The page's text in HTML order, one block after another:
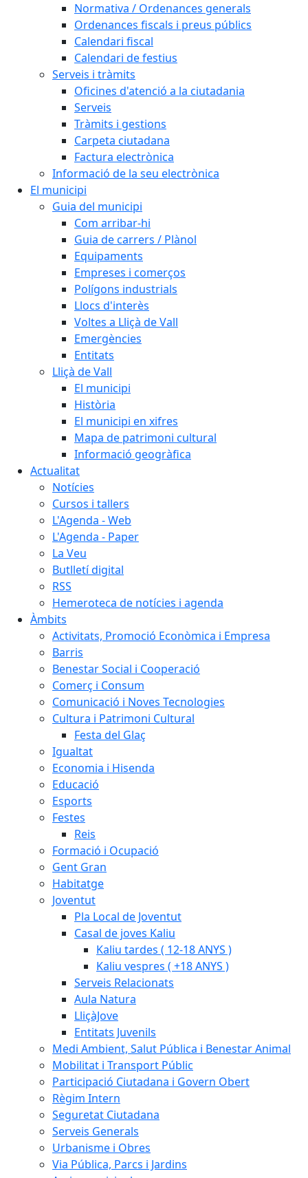
Normativa / Ordenances generals
Ordenances fiscals i preus públics
Calendari fiscal
Calendari de festius
Serveis i tràmits
Oficines d'atenció a la ciutadania
Serveis
Tràmits i gestions
Carpeta ciutadana
Factura electrònica
Informació de la seu electrònica
El municipi
Guia del municipi
Com arribar-hi
Guia de carrers / Plànol
Equipaments
Empreses i comerços
Polígons industrials
Llocs d'interès
Voltes a Lliçà de Vall
Emergències
Entitats
Lliçà de Vall
El municipi
Història
El municipi en xifres
Mapa de patrimoni cultural
Informació geogràfica
Actualitat
Notícies
Cursos i tallers
L'Agenda - Web
L'Agenda - Paper
La Veu
Butlletí digital
RSS
Hemeroteca de notícies i agenda
Àmbits
Activitats, Promoció Econòmica i Empresa
Barris
Benestar Social i Cooperació
Comerç i Consum
Comunicació i Noves Tecnologies
Cultura i Patrimoni Cultural
Festa del Glaç
Igualtat
Economia i Hisenda
Educació
Esports
Festes
Reis
Formació i Ocupació
Gent Gran
Habitatge
Joventut
Pla Local de Joventut
Casal de joves Kaliu
Kaliu tardes ( 12-18 ANYS )
Kaliu vespres ( +18 ANYS )
Serveis Relacionats
Aula Natura
LliçàJove
Entitats Juvenils
Medi Ambient, Salut Pública i Benestar Animal
Mobilitat i Transport Públic
Participació Ciutadana i Govern Obert
Règim Intern
Seguretat Ciutadana
Serveis Generals
Urbanisme i Obres
Via Pública, Parcs i Jardins